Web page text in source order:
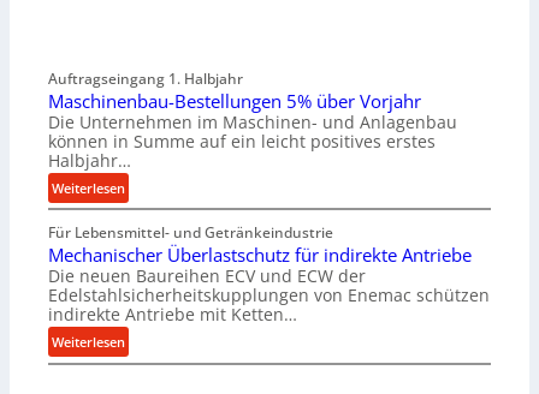
Auftragseingang 1. Halbjahr
Maschinenbau-Bestellungen 5% über Vorjahr
Die Unternehmen im Maschinen- und Anlagenbau
können in Summe auf ein leicht positives erstes
Halbjahr…
Weiterlesen:
M
a
s
c
h
i
n
e
Für Lebensmittel- und Getränkeindustrie
Mechanischer Überlastschutz für indirekte Antriebe
Die neuen Baureihen ECV und ECW der
Edelstahlsicherheitskupplungen von Enemac schützen
indirekte Antriebe mit Ketten…
Weiterlesen:
M